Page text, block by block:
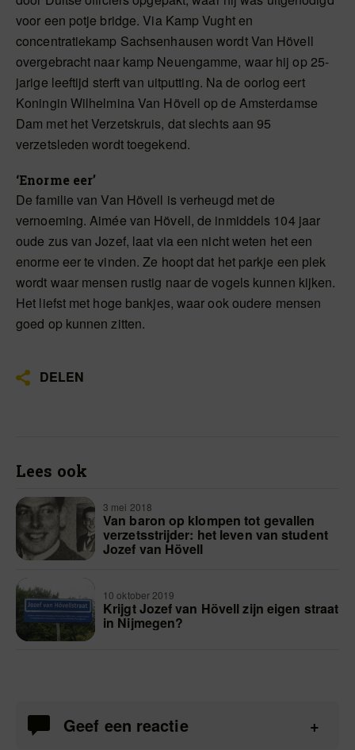
voor een potje bridge. Via Kamp Vught en
concentratiekamp Sachsenhausen wordt Van Hövell
overgebracht naar kamp Neuengamme, waar hij op 25-
jarige leeftijd sterft van uitputting. Na de oorlog eert
Koningin Wilhelmina Van Hövell op de Amsterdamse
Dam met het Verzetskruis, dat slechts aan 95
verzetsleden wordt toegekend.
‘Enorme eer’
De familie van Van Hövell is verheugd met de
vernoeming. Aimée van Hövell, de inmiddels 104 jaar
oude zus van Jozef, laat via een nicht weten het een
enorme eer te vinden. Ze hoopt dat het parkje een plek
wordt waar mensen rustig naar de vogels kunnen kijken.
Het liefst met hoge bankjes, waar ook oudere mensen
goed op kunnen zitten.
DELEN
Lees ook
3 mei 2018
Van baron op klompen tot gevallen
verzetsstrijder: het leven van student
Jozef van Hövell
10 oktober 2019
Krijgt Jozef van Hövell zijn eigen straat
in Nijmegen?
Geef een reactie